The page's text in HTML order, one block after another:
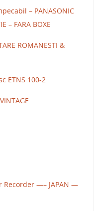
– PANASONIC
– FARA BOXE
ROMANESTI &
ETNS 100-2
Recorder —– JAPAN —